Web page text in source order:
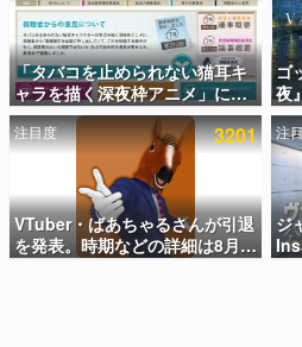
ゲームの企画書
名作ゲームクリエイター
聞きし、ヒットする企画
きます。
赫本
この物語を解いてはいけ
の形をした短編ホラー小
新世代に訊く
これからのデジタルゲー
の姿を追い、彼らのルー
「タバコを止められない猫耳キ
ャラを描く深夜枠アニメ」に視
聴者の一部から批判意見。違法
薬物の使用と思しき描写も含め
て、BPOが議論を交わす
ゴ
夜
ッ
り
注目度 3201
VTuber・ばあちゃるさんが引退
を発表。時期などの詳細は8月9
日15時からの配信で説明
注
ジ
「